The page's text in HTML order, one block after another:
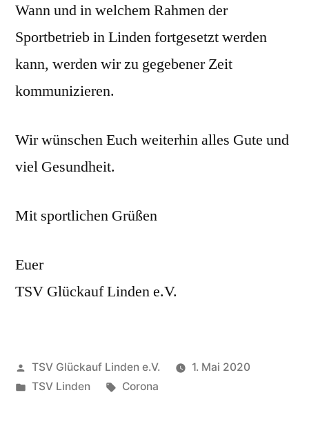
Wann und in welchem Rahmen der
Sportbetrieb in Linden fortgesetzt werden
kann, werden wir zu gegebener Zeit
kommunizieren.
Wir wünschen Euch weiterhin alles Gute und
viel Gesundheit.
Mit sportlichen Grüßen
Euer
TSV Glückauf Linden e.V.
Veröffentlicht
von
TSV Glückauf Linden e.V.
1. Mai 2020
Veröffentlicht
TSV Linden Schlagwörter:
Corona